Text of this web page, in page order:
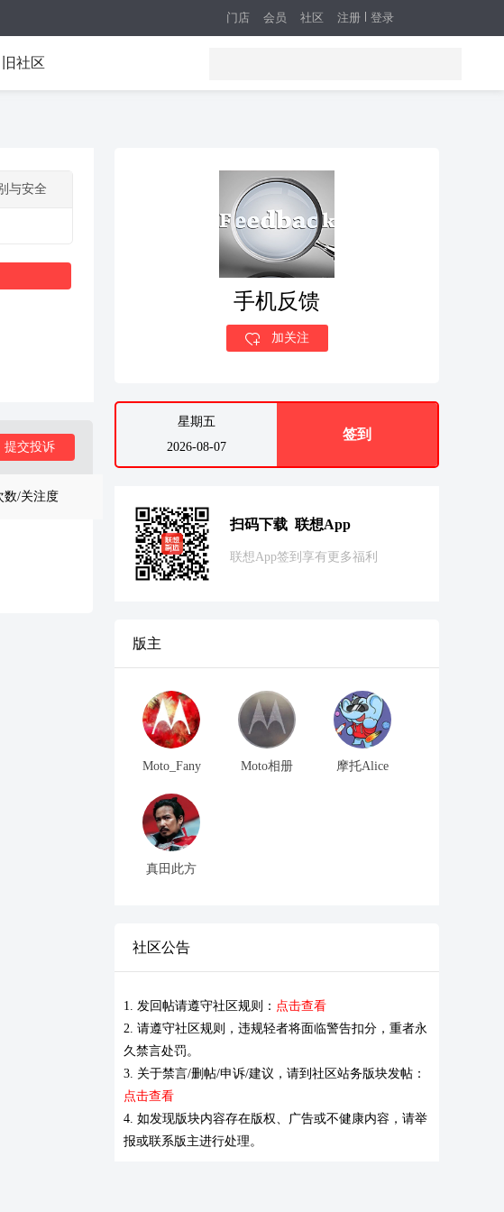
注册 登录
门店 会员 社区
旧社区
与安全
提交投诉
数/关注度
手机反馈
加关注
星期五
2026-08-07
签到
扫码下载 联想App
联想App签到享有更多福利
版主
Moto_Fany Moto相册 摩托Alice
真田此方
社区公告
1. 发回帖请遵守社区规则： 点击查看
2. 请遵守社区规则，违规轻者将面临警告扣分，重者永
久禁言处罚。
3. 关于禁言/删帖/申诉/建议，请到社区站务版块发帖：
点击查看
4. 如发现版块内容存在版权、广告或不健康内容，请举
报或联系版主进行处理。